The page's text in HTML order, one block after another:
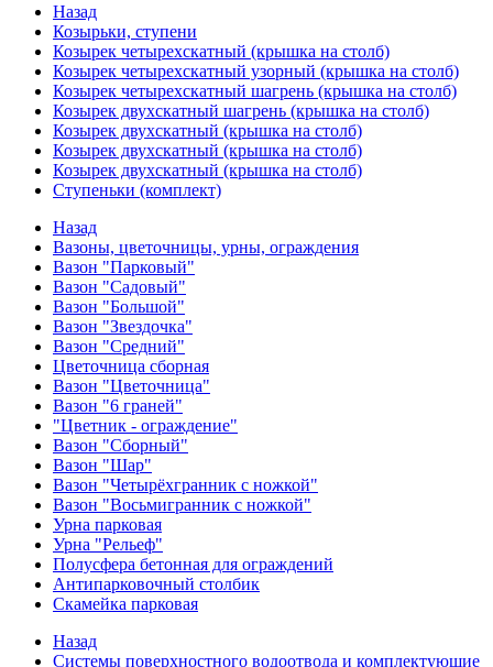
Назад
Козырьки, ступени
Козырек четырехскатный (крышка на столб)
Козырек четырехскатный узорный (крышка на столб)
Козырек четырехскатный шагрень (крышка на столб)
Козырек двухскатный шагрень (крышка на столб)
Козырек двухскатный (крышка на столб)
Козырек двухскатный (крышка на столб)
Козырек двухскатный (крышка на столб)
Ступеньки (комплект)
Назад
Вазоны, цветочницы, урны, ограждения
Вазон "Парковый"
Вазон "Садовый"
Вазон "Большой"
Вазон "Звездочка"
Вазон "Средний"
Цветочница сборная
Вазон "Цветочница"
Вазон "6 граней"
"Цветник - ограждение"
Вазон "Сборный"
Вазон "Шар"
Вазон "Четырёхгранник с ножкой"
Вазон "Восьмигранник с ножкой"
Урна парковая
Урна "Рельеф"
Полусфера бетонная для ограждений
Антипарковочный столбик
Скамейка парковая
Назад
Системы поверхностного водоотвода и комплектующие